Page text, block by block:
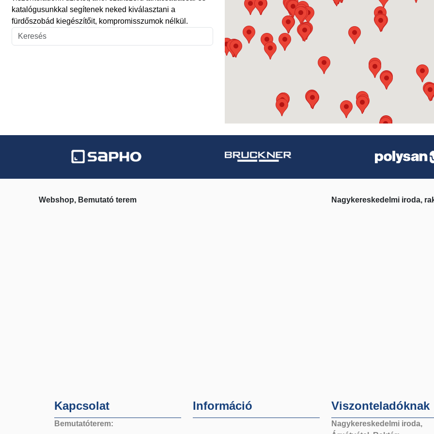
katalógusunkkal segítenek neked kiválasztani a
fürdőszobád kiegészítőit, kompromisszumok nélkül.
Webshop, Bemutató terem Nagykereskedelmi iroda,
Kapcsolat
Bemutatóterem:
Információ Viszonteladóknak
Nagykereskedelmi iroda,